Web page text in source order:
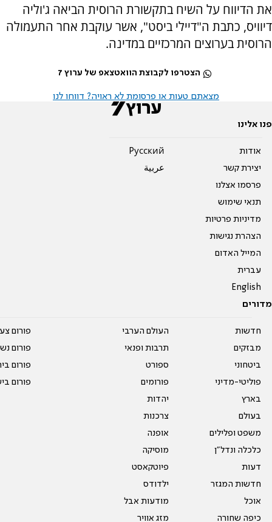
את הדיווח על השיח בתקשורת הרוסית הביאה ג'וליה
דיוויס, כתבת ה"דיילי ביסט", אשר עוקבת אחר התעמולה
הרוסית בערוצים המרכזיים במדינה.
הצטרפו לקבוצת הוואטצאפ של ערוץ 7
מצאתם טעות או פרסומת לא ראויה? דווחו לנו
פנו אלינו
אודות
יצירת קשר
פרסמו אצלנו
תנאי שימוש
מדיניות פרטיות
הצהרת נגישות
המייל האדום
עברית
English
Pусский
عربية
מדורים
חדשות
מבזקים
ביטחוני
פוליטי-מדיני
בארץ
בעולם
משפט ופלילים
כלכלה ונדל"ן
דעות
חדשות המגזר
אוכל
כיפה שחורה
העולם הערבי
תרבות ופנאי
ספורט
פורומים
יהדות
צרכנות
אופנה
מוסיקה
פיוטקאסט
ילדודס
מודעות אבל
מזג אוויר
פורום
פורום
פורום
פורום